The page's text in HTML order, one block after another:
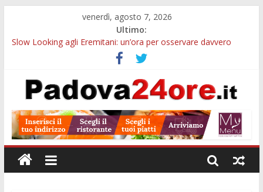
venerdì, agosto 7, 2026
Ultimo:
Slow Looking agli Eremitani: un’ora per osservare davvero
Bando sicurezza urbana Veneto: 650mila euro per Comuni e
Polizie locali
Sicurezza esodo estivo Padova: più controlli su strade, stazioni
Bonus trasporto pubblico Veneto: 200 euro per l’abbonamento
annuale
Notizie di Padova alle ore 10: arresto, fermata Busitalia e
tregua dal caldo